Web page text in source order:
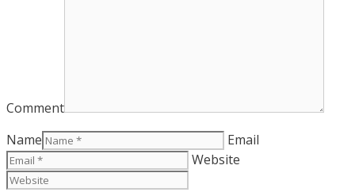
Comment
Name
Email
Website